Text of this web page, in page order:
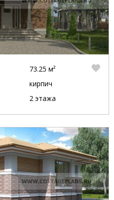
73.25 м²
кирпич
2 этажа